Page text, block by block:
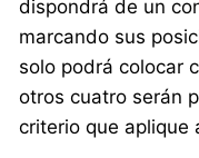
dispondrá de un
marcando sus
solo podrá colocar
otros cuatro serán
criterio que aplique